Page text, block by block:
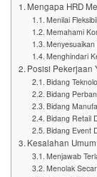
Mengapa HRD
Menilai
Memahami
Menghindari
Posisi Pekerjaan
Bidang
Bidang
Bidang
Bidang Retail
Bidang Event
Kesalahan
Menjawab
Menolak